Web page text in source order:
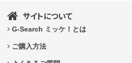
サイトについて
G-Search ミッケ！とは
ご購入方法